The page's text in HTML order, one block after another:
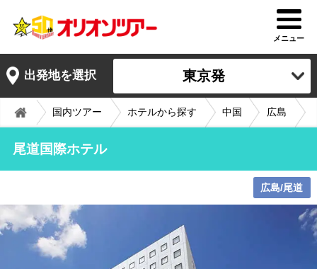
メニュー
出発地を選択 東京発
国内ツアー ホテルから探す 中国 広島
尾道国際ホテル
広島/尾道